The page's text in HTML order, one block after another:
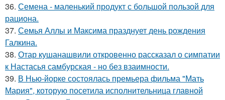
36. Семена - маленький продукт с большой пользой для
рациона.
37. Семья Аллы и Максима празднует день рождения
Галкина.
38. Отар кушанашвили откровенно рассказал о симпатии
к Настасья самбурская - но без взаимности.
39. В Нью-йорке состоялась премьера фильма "Мать
Мария", которую посетила исполнительница главной